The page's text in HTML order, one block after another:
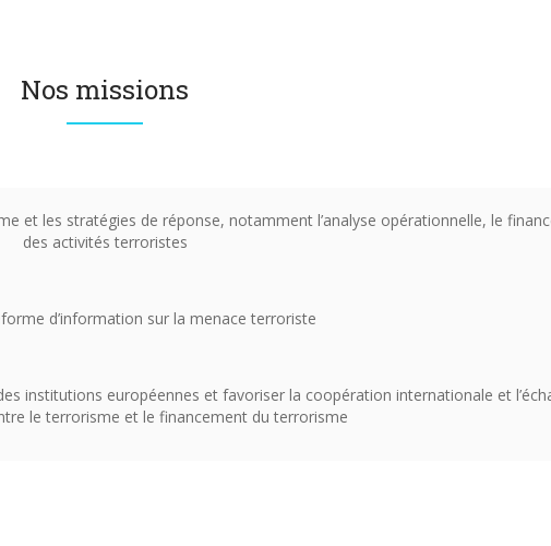
Nos missions
et les stratégies de réponse, notamment l’analyse opérationnelle, le
des activités terroristes
d’information sur la menace terroriste
institutions européennes et favoriser la coopération internationale et
le terrorisme et le financement du terrorisme